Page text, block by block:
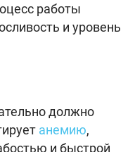
работы
и уровень
должно
анемию,
и быстрой